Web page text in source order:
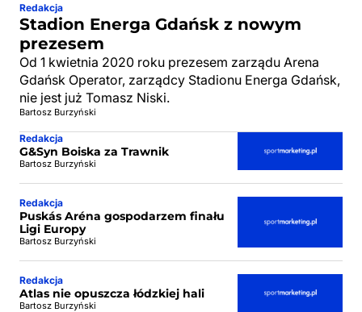
Redakcja
Stadion Energa Gdańsk z nowym
prezesem
Od 1 kwietnia 2020 roku prezesem zarządu Arena
Gdańsk Operator, zarządcy Stadionu Energa Gdańsk,
nie jest już Tomasz Niski.
Bartosz Burzyński
Redakcja
G&Syn Boiska za Trawnik
Bartosz Burzyński
Redakcja
Puskás Aréna gospodarzem finału
Ligi Europy
Bartosz Burzyński
Redakcja
Atlas nie opuszcza łódzkiej hali
Bartosz Burzyński